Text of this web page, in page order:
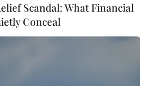
Scandal: What Financial
Conceal